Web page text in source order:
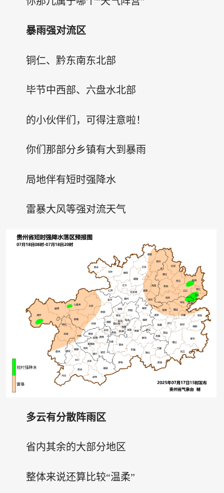
暴雨强对流区
铜仁、黔东南东北部
毕节中西部、六盘水北部
的小伙伴们，可得注意啦！
你们那部分乡镇有大到暴雨
局地伴有短时强降水
雷暴大风等强对流天气
多云有分散阵雨区
省内其余的大部分地区
整体来说还算比较“温柔”